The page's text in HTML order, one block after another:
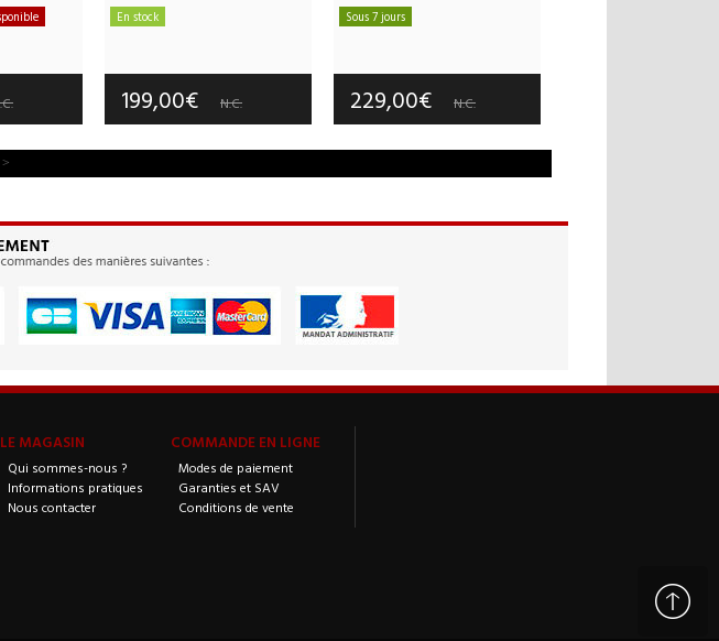
En stock
Garantie :2 an(s)
199,00€ N.C.
Sous 7 jours
Garantie :3 an(s)
229,00€ N.C.
>
LE MAGASIN
Qui sommes-nous ?
Informations pratiques
Nous contacter
COMMANDE EN LIGNE
Modes de paiement
Garanties et SAV
Conditions de vente